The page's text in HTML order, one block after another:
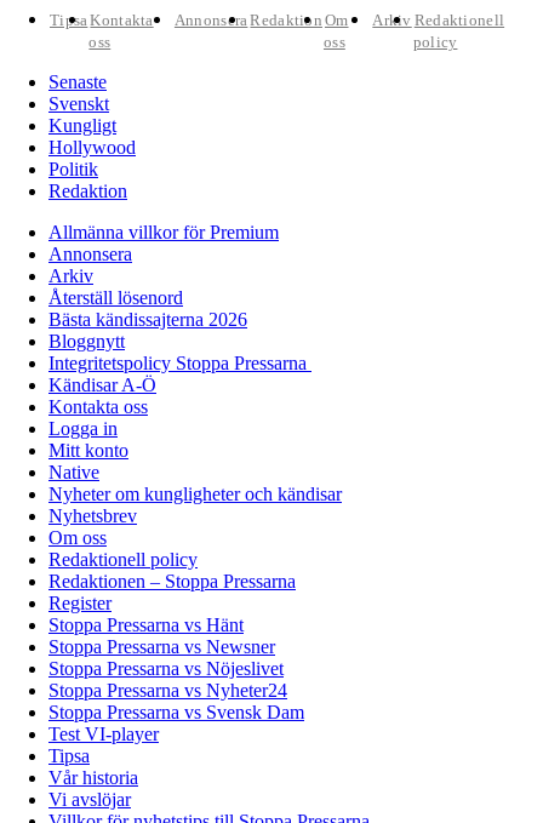
TipsaKontakta
oss
AnnonseraRedaktion Om
oss
Arkiv Redaktionell
policy
Senaste
Svenskt
Kungligt
Hollywood
Politik
Redaktion
Allmänna villkor för Premium
Annonsera
Arkiv
Återställ lösenord
Bästa kändissajterna 2026
Bloggnytt
Integritetspolicy Stoppa Pressarna
Kändisar A-Ö
Kontakta oss
Logga in
Mitt konto
Native
Nyheter om kungligheter och kändisar
Nyhetsbrev
Om oss
Redaktionell policy
Redaktionen – Stoppa Pressarna
Register
Stoppa Pressarna vs Hänt
Stoppa Pressarna vs Newsner
Stoppa Pressarna vs Nöjeslivet
Stoppa Pressarna vs Nyheter24
Stoppa Pressarna vs Svensk Dam
Test VI-player
Tipsa
Vår historia
Vi avslöjar